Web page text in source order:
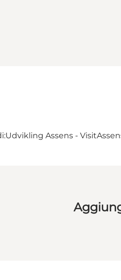
Udvikling Assens -